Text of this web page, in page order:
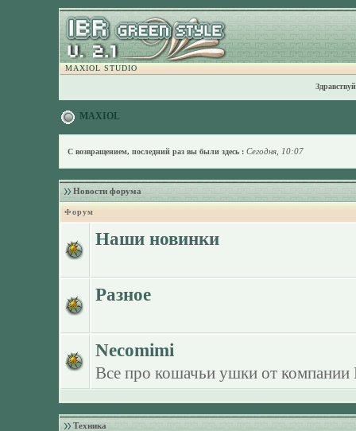
MAXIOL STUDIO
MAXIOL
С возвращением, последний раз вы были здесь : Сегодня, 10:07
Новости форума
Форум
Наши новинки
Разное
Necomimi
Все про кошачьи ушки от компании
Техника